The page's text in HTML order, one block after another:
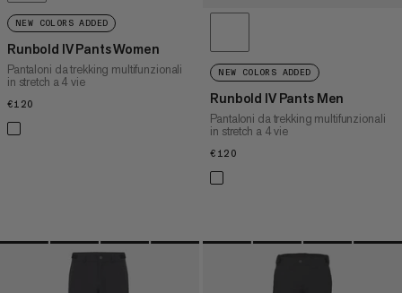
NEW COLORS ADDED
Runbold IV Pants Women
Pantaloni da trekking multifunzionali
in stretch a 4 vie
€120
NEW COLORS ADDED
Runbold IV Pants Men
Pantaloni da trekking multifunzionali
in stretch a 4 vie
€120